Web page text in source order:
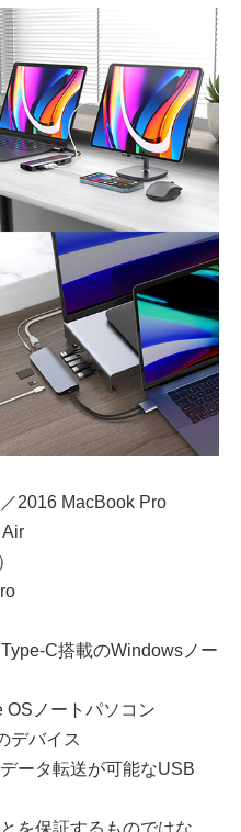
2016 MacBook Pro
Air
C搭載のWindowsノー
OSノートパソコン
デバイス
ータ転送が可能なUSB
を保証するものではな